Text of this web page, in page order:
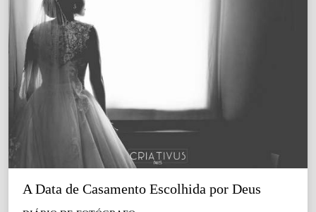
A Data de Casamento Escolhida por Deus